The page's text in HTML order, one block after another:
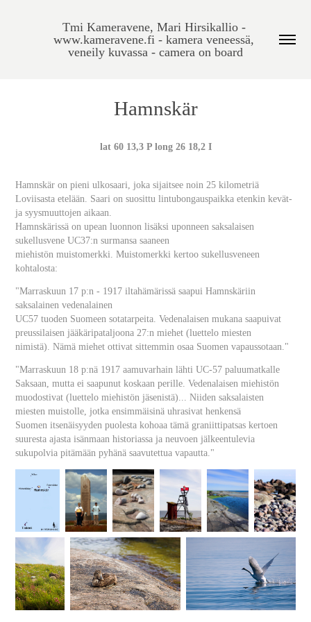
Tmi Kameravene, Mari Hirsikallio -
www.kameravene.fi - kamera veneessä,
veneily kuvassa - camera on board
Hamnskär
lat 60 13,3 P long 26 18,2 I
Hamnskär on pieni ulkosaari, joka sijaitsee noin 25 kilometriä
Loviisasta etelään. Saari on suosittu lintubongauspaikka etenkin kevät-
ja syysmuuttojen aikaan.
Hamnskärissä on upean luonnon lisäksi uponneen saksalaisen
sukellusvene UC37:n surmansa saaneen
miehistön muistomerkki.Muistomerkki kertoo sukellusveneen
kohtalosta:
"Marraskuun 17 p:n - 1917 iltahämärissä saapui Hamnskäriin
saksalainen vedenalainen
UC57 tuoden Suomeen sotatarpeita. Vedenalaisen mukana saapuivat
preussilaisen jääkäripataljoona 27:n miehet (luettelo miesten
nimistä). Nämä miehet ottivat sittemmin osaa Suomen vapaussotaan."
"Marraskuun 18 p:nä 1917 aamuvarhain lähti UC-57 paluumatkalle
Saksaan, mutta ei saapunut koskaan perille. Vedenalaisen miehistön
muodostivat (luettelo miehistön jäsenistä)... Niiden saksalaisten
miesten muistolle, jotka ensimmäisinä uhrasivat henkensä
Suomen itsenäisyyden puolesta kohoaa tämä graniittipatsas kertoen
suuresta ajasta isänmaan historiassa ja neuvoen jälkeentulevia
sukupolvia pitämään pyhänä saavutettua vapautta."